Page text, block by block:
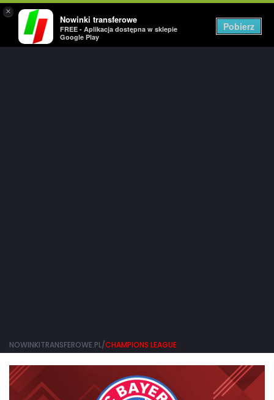
×
Nowinki transferowe
FREE - Aplikacja dostępna w sklepie
Google Play
Pobierz
NOWINKITRANSFEROWE.PL/CHAMPIONS LEAGUE